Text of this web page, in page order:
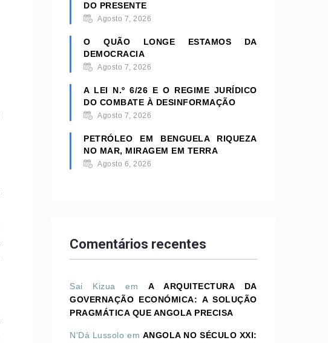
DO PRESENTE
Agosto 7, 2026
O QUÃO LONGE ESTAMOS DA
DEMOCRACIA
Agosto 7, 2026
A LEI N.º 6/26 E O REGIME JURÍDICO
DO COMBATE À DESINFORMAÇÃO
Agosto 7, 2026
PETRÓLEO EM BENGUELA RIQUEZA
NO MAR, MIRAGEM EM TERRA
Agosto 6, 2026
Comentários recentes
Sai Kizua emA ARQUITECTURA DA
GOVERNAÇÃO ECONÓMICA: A SOLUÇÃO
PRAGMÁTICA QUE ANGOLA PRECISA
N'Dá Lussolo em ANGOLA NO SÉCULO XXI: